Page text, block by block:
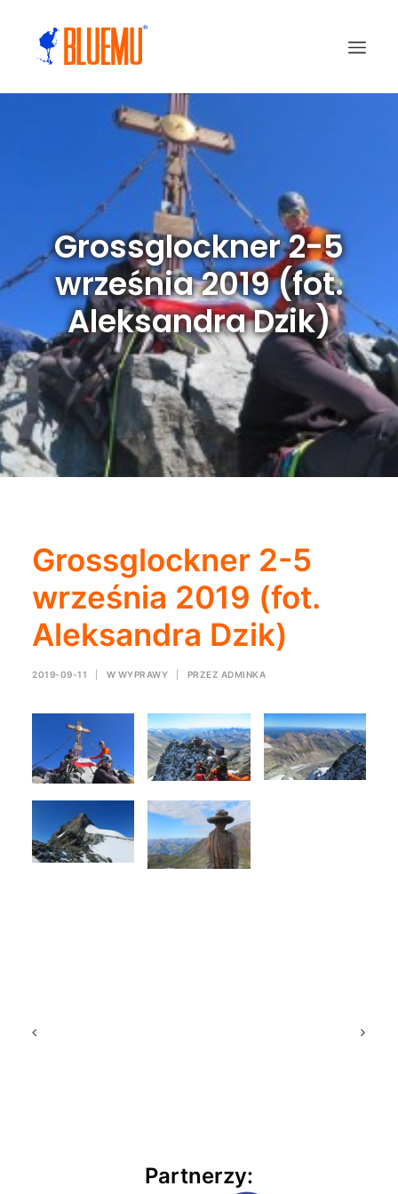
Grossglockner 2-5
września 2019 (fot.
Aleksandra Dzik)
Grossglockner 2-5
września 2019 (fot.
Aleksandra Dzik)
2019-09-11 W WYPRAWY PRZEZ ADMINKA
Partnerzy: